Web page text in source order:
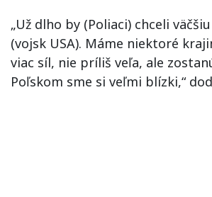
„Už dlho by (Poliaci) chceli
(vojsk USA). Máme niektoré
viac síl, nie príliš veľa, ale
Poľskom sme si veľmi blízki,“